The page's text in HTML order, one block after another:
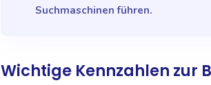
Suchmaschinen führen.
Wichtige Kennzahlen zur